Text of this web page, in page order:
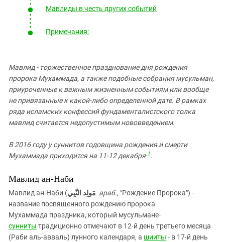
ЮФО
Мавлиды в честь других событий
Примечания:
Мавлид - торжественное празднование дня рождения
пророка Мухаммада, а также подобные собрания мусульман,
приуроченные к важным жизненным событиям или вообще
не привязанные к какой-либо определенной дате. В рамках
ряда исламских конфессий фундаменталистского толка
мавлид считается недопустимым нововведением.
В 2016 году у суннитов годовщина рождения и смерти
Мухаммада приходится на 11-12 декабря1.
Мавлид ан-Наби
Мавлид ан-Наби (مَولِد النَّبِي араб., "Рождение Пророка") -
название посвященного рождению пророка
Мухаммада праздника, который мусульмане-
сунниты традиционно отмечают в 12-й день третьего месяца
(Раби аль-авваль) лунного календаря, а шииты - в 17-й день